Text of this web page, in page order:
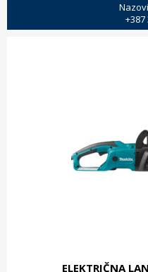
+387
ELEKTRIČNA